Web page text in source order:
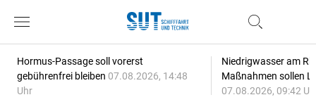
Hormus-Passage soll vorerst
gebührenfrei bleiben 07.08.2026, 14:48
Uhr
Niedrigwasser am
Maßnahmen sollen
07.08.2026, 09:42